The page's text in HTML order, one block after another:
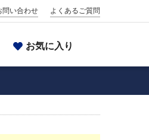
問い合わせ よくあるご質問
お気に入り